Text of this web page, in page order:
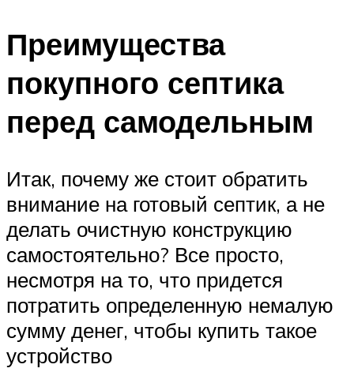
Преимущества
покупного септика
перед самодельным
Итак, почему же стоит обратить
внимание на готовый септик, а не
делать очистную конструкцию
самостоятельно? Все просто,
несмотря на то, что придется
потратить определенную немалую
сумму денег, чтобы купить такое
устройство